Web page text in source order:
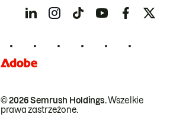
© 2026 Semrush Holdings.Wszelkie
prawa zastrzeżone.